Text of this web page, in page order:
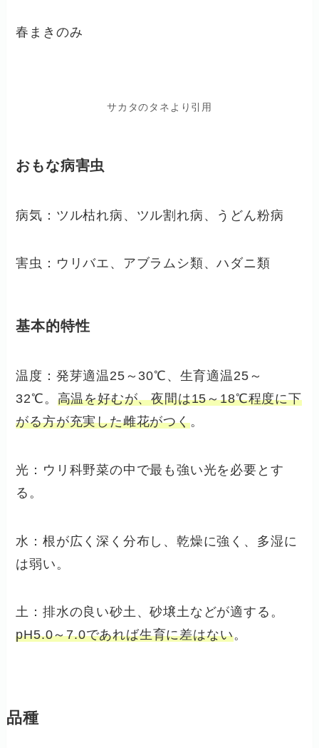
春まきのみ
サカタのタネより引用
おもな病害虫
病気：ツル枯れ病、ツル割れ病、うどん粉病
害虫：ウリバエ、アブラムシ類、ハダニ類
基本的特性
温度：発芽適温25～30℃、生育適温25～
32℃。 高温を好むが、夜間は15～18℃程度に下
がる方が充実した雌花がつく。
光：ウリ科野菜の中で最も強い光を必要とす
る。
水：根が広く深く分布し、乾燥に強く、多湿に
は弱い。
土：排水の良い砂土、砂壌土などが適する。
pH5.0～7.0であれば生育に差はない。
品種